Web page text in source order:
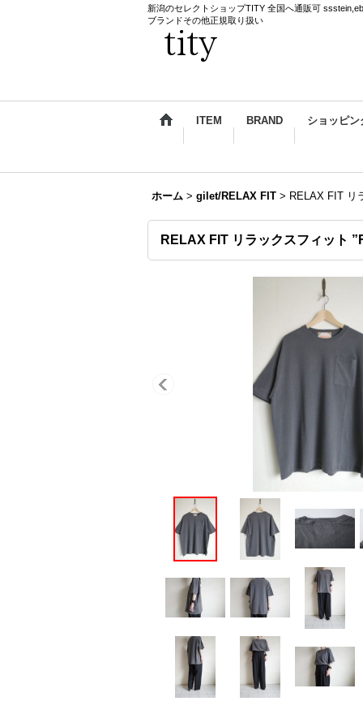
新潟のセレクトショップTITY 全国へ通販可
ブランドその他正規取り扱い
ITEM BRAND ショッピン
ホーム > gilet/RELAX FIT > RELAX FIT リ
RELAX FIT リラックスフィット